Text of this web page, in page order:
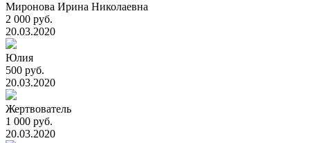
Миронова Ирина Николаевна
2 000 руб.
20.03.2020
Юлия
500 руб.
20.03.2020
Жертвователь
1 000 руб.
20.03.2020